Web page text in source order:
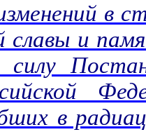
в
славы и
в